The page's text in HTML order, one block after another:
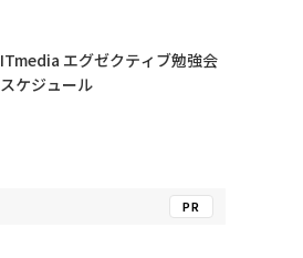
ITmedia エグゼクティブ勉強会
スケジュール
PR